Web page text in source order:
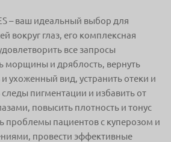
– ваш идеальный выбор для
вокруг глаз, его комплексная
все запросы
морщины и дряблость, вернуть
ухоженный вид, устранить отеки и
следы пигментации и избавить от
повысить плотность и тонус
проблемы пациентов с куперозом и
провести эффективные